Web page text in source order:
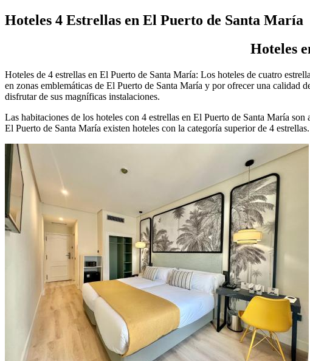
Hoteles 4 Estrellas en El Puerto de Santa María
Hoteles
Hoteles de 4 estrellas en El Puerto de Santa María: Los hoteles de cuatro
en zonas emblemáticas de El Puerto de Santa María y por ofrecer una calidad
disfrutar de sus magníficas instalaciones.
Las habitaciones de los hoteles con 4 estrellas en El Puerto de Santa María
El Puerto de Santa María existen hoteles con la categoría superior de 4